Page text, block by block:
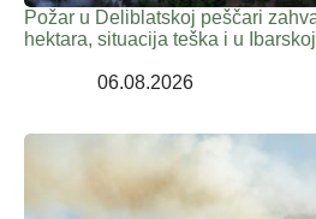
Požar u Deliblatskoj peščari
hektara, situacija teška i u
06.08.2026